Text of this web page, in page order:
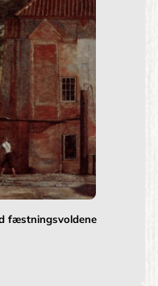
fæstningsvoldene